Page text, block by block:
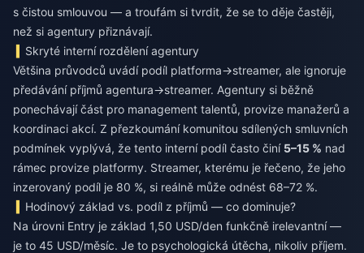
s čistou smlouvou — a troufám si tvrdit, že se to děje častěji,
než si agentury přiznávají.
Skryté interní rozdělení agentury
Většina průvodců uvádí podíl platforma→streamer, ale ignoruje
předávání příjmů agentura→streamer. Agentury si běžně
ponechávají část pro management talentů, provize manažerů a
koordinaci akcí. Z přezkoumání komunitou sdílených smluvních
podmínek vyplývá, že tento interní podíl často činí 5–15 % nad
rámec provize platformy. Streamer, kterému je řečeno, že jeho
inzerovaný podíl je 80 %, si reálně může odnést 68–72 %.
Hodinový základ vs. podíl z příjmů — co dominuje?
Na úrovni Entry je základ 1,50 USD/den funkčně irelevantní —
je to 45 USD/měsíc. Je to psychologická útěcha, nikoliv příjem.